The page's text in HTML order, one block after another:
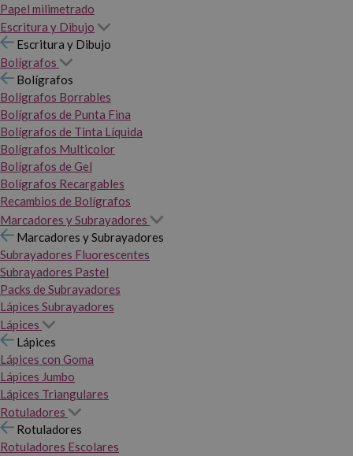
Papel milimetrado
Escritura y Dibujo
Escritura y Dibujo
Bolígrafos
Bolígrafos
Bolígrafos Borrables
Bolígrafos de Punta Fina
Bolígrafos de Tinta Líquida
Bolígrafos Multicolor
Bolígrafos de Gel
Bolígrafos Recargables
Recambios de Bolígrafos
Marcadores y Subrayadores
Marcadores y Subrayadores
Subrayadores Fluorescentes
Subrayadores Pastel
Packs de Subrayadores
Lápices Subrayadores
Lápices
Lápices
Lápices con Goma
Lápices Jumbo
Lápices Triangulares
Rotuladores
Rotuladores
Rotuladores Escolares